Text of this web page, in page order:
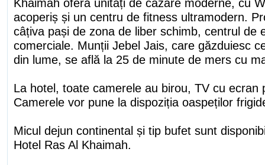
acoperiș și un centru de fitness ultramodern.
câțiva pași de zona de liber schimb, centrul de
comerciale. Munții Jebel Jais, care găzduiesc
din lume, se află la 25 de minute de mers cu
La hotel, toate camerele au birou, TV cu ecran
Camerele vor pune la dispoziția oaspeților
Micul dejun continental și tip bufet sunt
Hotel Ras Al Khaimah.